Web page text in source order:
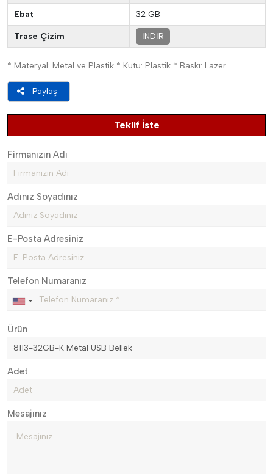
Ebat 32 GB
Trase Çizim İNDİR
* Materyal: Metal ve Plastik * Kutu: Plastik * Baskı: Lazer
Paylaş
Teklif İste
Firmanızın Adı
Adınız Soyadınız
E-Posta Adresiniz
Telefon Numaranız
Ürün
Adet
Mesajınız